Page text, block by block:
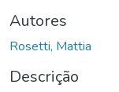
Autores
Rosetti, Mattia
Descrição